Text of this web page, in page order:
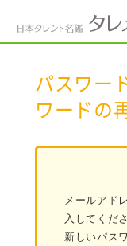
パスワー
ワードの
メールアド
入してくだ
新しいパス